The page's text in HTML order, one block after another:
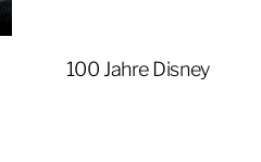
100 Jahre Disney